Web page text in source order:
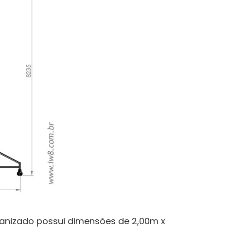
possui dimensões de 2,00m x